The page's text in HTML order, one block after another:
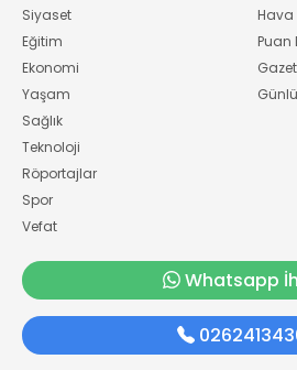
Siyaset
Eğitim
Ekonomi
Yaşam
Sağlık
Teknoloji
Röportajlar
Spor
Vefat
Hava
Puan
Whatsapp